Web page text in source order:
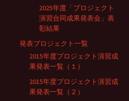
2025年度「プロジェクト
演習合同成果発表会」表
彰結果
発表プロジェクト一覧
2015年度プロジェクト演習成
果発表一覧（１）
2015年度プロジェクト演習成
果発表一覧（２）